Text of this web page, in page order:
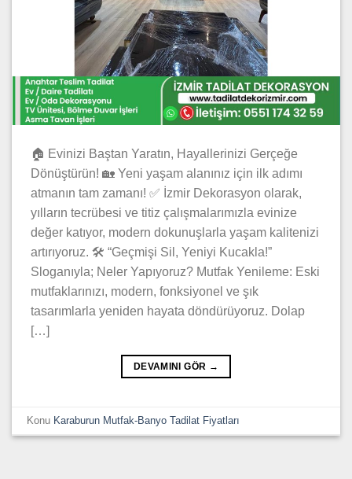
🏠 Evinizi Baştan Yaratın, Hayallerinizi Gerçeğe
Dönüştürün! 🏡 Yeni yaşam alanınız için ilk adımı
atmanın tam zamanı! ✅ İzmir Dekorasyon olarak,
yılların tecrübesi ve titiz çalışmalarımızla evinize
değer katıyor, modern dokunuşlarla yaşam kalitenizi
artırıyoruz. 🛠️ “Geçmişi Sil, Yeniyi Kucakla!”
Sloganıyla; Neler Yapıyoruz? Mutfak Yenileme: Eski
mutfaklarınızı, modern, fonksiyonel ve şık
tasarımlarla yeniden hayata döndürüyoruz. Dolap
[…]
DEVAMINI GÖR →
Konu Karaburun Mutfak-Banyo Tadilat Fiyatları